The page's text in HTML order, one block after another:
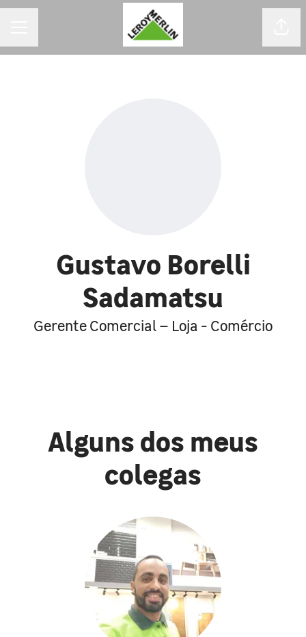
Gustavo Borelli
Sadamatsu
Gerente Comercial – Loja - Comércio
Alguns dos meus
colegas